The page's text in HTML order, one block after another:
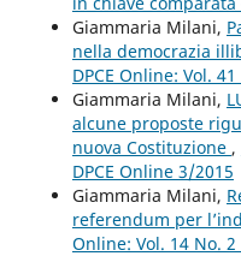
Giammaria Milani,
nella democrazia
DPCE Online: Vol.
Giammaria Milani,
alcune proposte
nuova Costituzione ,
DPCE Online 3/2015
Giammaria Milani,
referendum per
Online: Vol. 14 No.